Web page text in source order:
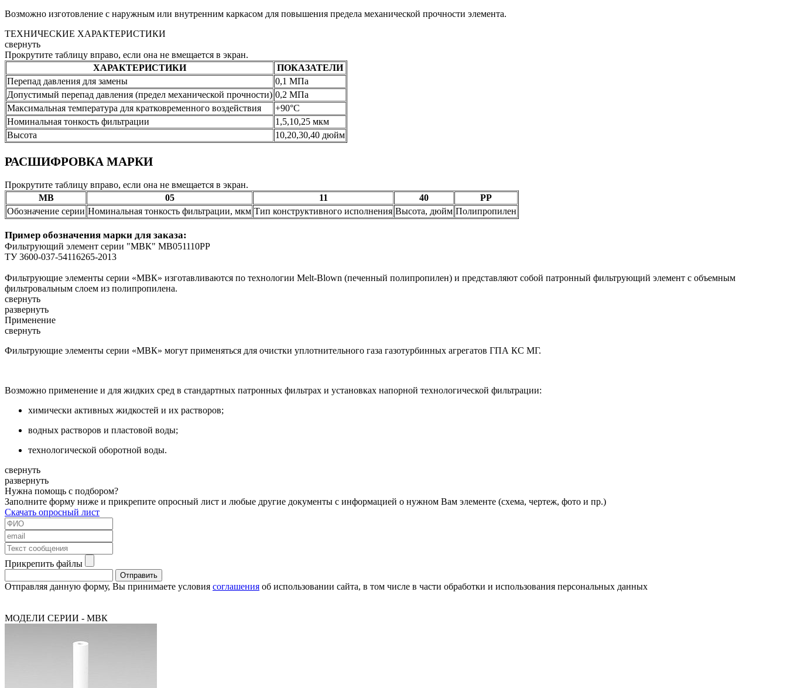
Возможно изготовление с наружным или внутренним каркасом для повышения предела механической прочности элемента.
ТЕХНИЧЕСКИЕ ХАРАКТЕРИСТИКИ
свернуть
Прокрутите таблицу вправо, если она не вмещается в экран.
ХАРАКТЕРИСТИКИ
ПОКАЗАТЕЛИ
Перепад давления для замены
0,1 МПа
Допустимый перепад давления (предел механической прочности) 0,2 МПа
Максимальная температура для кратковременного воздействия
+90°С
Номинальная тонкость фильтрации
1,5,10,25 мкм
Высота
10,20,30,40 дюйм
РАСШИФРОВКА МАРКИ
Прокрутите таблицу вправо, если она не вмещается в экран.
MB
05 11 40
PP
Обозначение серии Номинальная тонкость фильтрации, мкм Тип конструктивного исполнения Высота, дюйм Полипропилен
Пример обозначения марки для заказа:
Фильтрующий элемент серии "МВК" МВ051110РР
ТУ 3600-037-54116265-2013
Фильтрующие элементы серии «МВК» изготавливаются по технологии Melt-Blown (печенный полипропилен) и представляют собой патронный фильтрующий элемент с объемным
фильтровальным слоем из полипропилена.
свернуть
развернуть
Применение
свернуть
Фильтрующие элементы серии «МВК» могут применяться для очистки уплотнительного газа газотурбинных агрегатов ГПА КС МГ.
Возможно применение и для жидких сред в стандартных патронных фильтрах и установках напорной технологической фильтрации:
химически активных жидкостей и их растворов;
водных растворов и пластовой воды;
технологической оборотной воды.
свернуть
развернуть
Нужна помощь с подбором?
Заполните форму ниже и прикрепите опросный лист и любые другие документы с информацией о нужном Вам элементе (схема, чертеж, фото и пр.)
Скачать опросный лист
Прикрепить файлы
Отправить
Отправляя данную форму, Вы принимаете условия cоглашения об использовании сайта, в том числе в части обработки и использования персональных данных
МОДЕЛИ СЕРИИ - МВК